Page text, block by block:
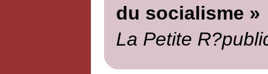
du socialisme »
La Petite